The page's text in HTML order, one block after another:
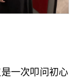
一次叩问初心